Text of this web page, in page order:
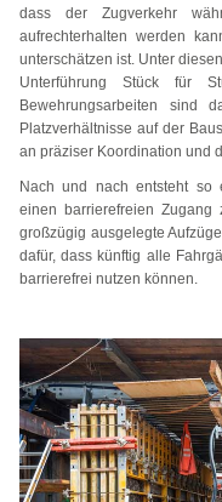
dass der Zugverkehr
aufrechterhalten werden
unterschätzen ist. Unter
Unterführung Stück für
Bewehrungsarbeiten sind
Platzverhältnisse auf der
an präziser Koordination und
Nach und nach entsteht so
einen barrierefreien
großzügig ausgelegte
dafür, dass künftig alle
barrierefrei nutzen können.